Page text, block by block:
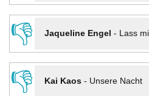
👎
Jaqueline Engel - Lass
👎
Kai Kaos- Unsere Nacht